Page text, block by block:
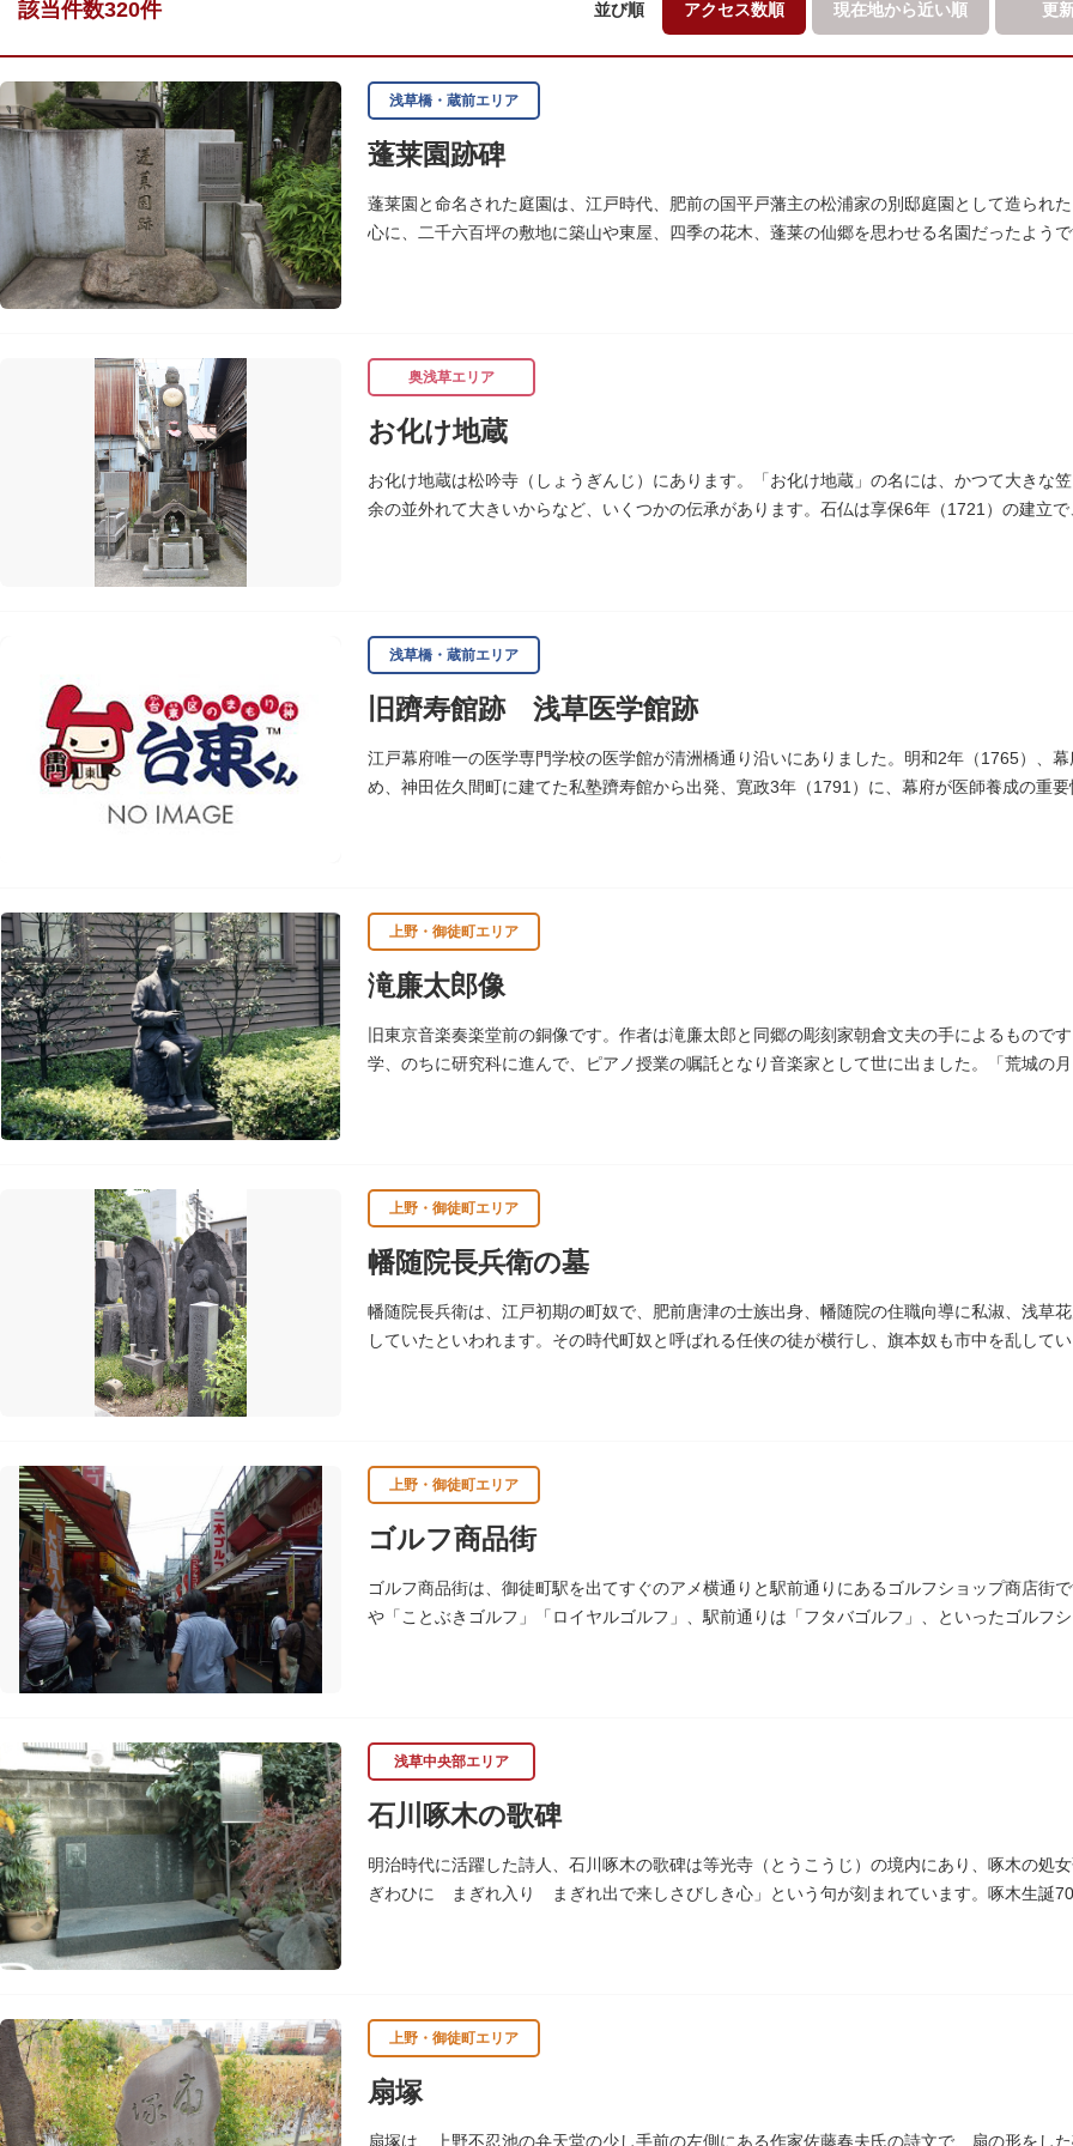
該当件数320件 並び順 アクセス数順 現在地から近い順 更
浅草橋・蔵前エリア
蓬莱園跡碑
蓬莱園と命名された庭園は、江戸時代、肥前の国平戸藩主の松浦家の別邸庭園として造られ
心に、二千六百坪の敷地に築山や東屋、四季の花木、蓬莱の仙郷を思わせる名園だったよう
奥浅草エリア
お化け地蔵
お化け地蔵は松吟寺（しょうぎんじ）にあります。「お化け地蔵」の名には、かつて大きな
余の並外れて大きいからなど、いくつかの伝承があります。石仏は享保6年（1721）の建立
浅草橋・蔵前エリア
旧躋寿館跡 浅草医学館跡
江戸幕府唯一の医学専門学校の医学館が清洲橋通り沿いにありました。明和2年（1765）、
め、神田佐久間町に建てた私塾躋寿館から出発、寛政3年（1791）に、幕府が医師養成の重
上野・御徒町エリア
滝廉太郎像
旧東京音楽奏楽堂前の銅像です。作者は滝廉太郎と同郷の彫刻家朝倉文夫の手によるもので
学、のちに研究科に進んで、ピアノ授業の嘱託となり音楽家として世に出ました。「荒城の
上野・御徒町エリア
幡随院長兵衛の墓
幡随院長兵衛は、江戸初期の町奴で、肥前唐津の士族出身、幡随院の住職向導に私淑、浅草
していたといわれます。その時代町奴と呼ばれる任侠の徒が横行し、旗本奴も市中を乱して
上野・御徒町エリア
ゴルフ商品街
ゴルフ商品街は、御徒町駅を出てすぐのアメ横通りと駅前通りにあるゴルフショップ商店街
や「ことぶきゴルフ」「ロイヤルゴルフ」、駅前通りは「フタバゴルフ」、といったゴルフ
浅草中央部エリア
石川啄木の歌碑
明治時代に活躍した詩人、石川啄木の歌碑は等光寺（とうこうじ）の境内にあり、啄木の処
ぎわひに まぎれ入り まぎれ出で来しさびしき心」という句が刻まれています。啄木生誕
上野・御徒町エリア
扇塚
扇塚は、上野不忍池の弁天堂の少し手前の左側にある作家佐藤春夫氏の詩文で、扇の形をし